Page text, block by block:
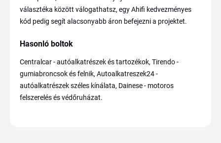
választéka között válogathatsz, egy Ahifi kedvezményes
kód pedig segít alacsonyabb áron befejezni a projektet.
Hasonló boltok
Centralcar - autóalkatrészek és tartozékok, Tirendo -
gumiabroncsok és felnik, Autoalkatreszek24 -
autóalkatrészek széles kínálata, Dainese - motoros
felszerelés és védőruházat.